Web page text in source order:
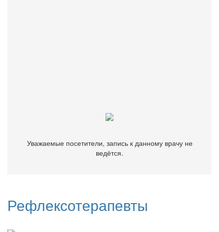
Уважаемые посетители, запись к данному врачу не
ведётся.
Рефлексотерапевты